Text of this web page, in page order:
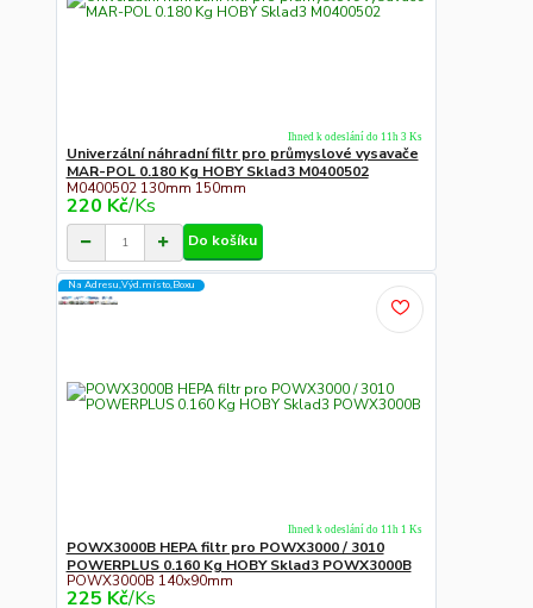
Univerzální náhradní filtr pro průmyslové vysavače
MAR-POL 0.180 Kg HOBY Sklad3 M0400502
M0400502 130mm 150mm
220 Kč/Ks
Ihned k odeslání do 11h 3 Ks
Do košíku
Na Adresu,Výd.místo,Boxu
POWX3000B HEPA filtr pro POWX3000 / 3010
POWERPLUS 0.160 Kg HOBY Sklad3 POWX3000B
POWX3000B 140x90mm
225 Kč/Ks
Ihned k odeslání do 11h 1 Ks